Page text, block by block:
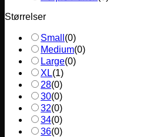
Størrelser
Small (0)
Medium(0)
Large(0)
XL(1)
28(0)
30(0)
32(0)
34(0)
36(0)